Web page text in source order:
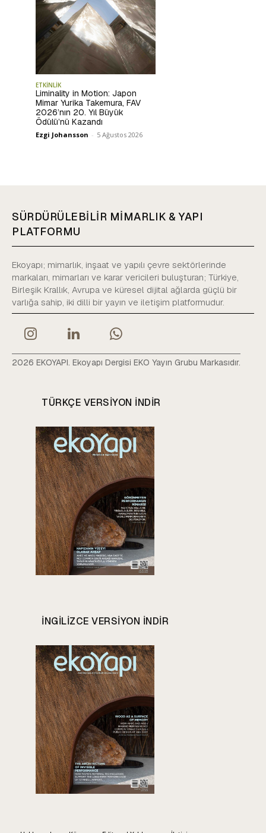
ETKİNLİK
Liminality in Motion: Japon
Mimar Yurika Takemura, FAV
2026’nın 20. Yıl Büyük
Ödülü’nü Kazandı
Ezgi Johansson - 5 Ağustos 2026
SÜRDÜRÜLEBİLİR MİMARLIK & YAPI
PLATFORMU
Ekoyapı; mimarlık, inşaat ve yapılı çevre sektörlerinde
markaları, mimarları ve karar vericileri buluşturan; Türkiye,
Birleşik Krallık, Avrupa ve küresel dijital ağlarda güçlü bir
varlığa sahip, iki dilli bir yayın ve iletişim platformudur.
2026 EKOYAPI. Ekoyapı Dergisi EKO Yayın Grubu Markasıdır.
TÜRKÇE VERSIYON INDIR
INGILIZCE VERSIYON INDIR